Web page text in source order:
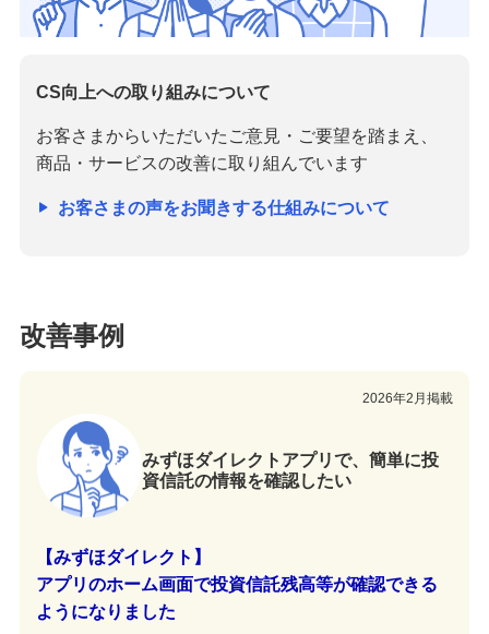
備える
相続・保険
学ぶ・考える
お客さまサポート
困ったときは・よくあるご質問
CS向上への取り組みについて
お客さまからいただいたご意見・ご要望を踏まえ、
商品・サービスの改善に取り組んでいます
お客さまの声をお聞きする仕組みについて
改善事例
2026年2月掲載
みずほダイレクトアプリで、簡単に投
資信託の情報を確認したい
【みずほダイレクト】
アプリのホーム画面で投資信託残高等が確認できる
ようになりました